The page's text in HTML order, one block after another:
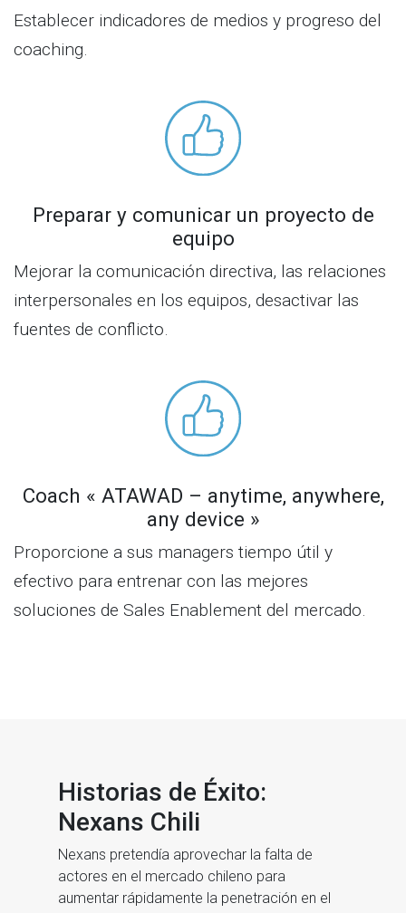
Establecer indicadores de medios y progreso del
coaching.
Preparar y comunicar un proyecto de
equipo
Mejorar la comunicación directiva, las relaciones
interpersonales en los equipos, desactivar las
fuentes de conflicto.
Coach « ATAWAD – anytime, anywhere,
any device »
Proporcione a sus managers tiempo útil y
efectivo para entrenar con las mejores
soluciones de Sales Enablement del mercado.
Historias de Éxito:
Nexans Chili
Nexans pretendía aprovechar la falta de
actores en el mercado chileno para
aumentar rápidamente la penetración en el